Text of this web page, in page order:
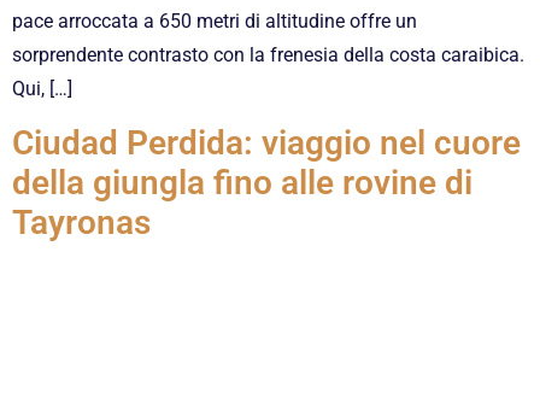
pace arroccata a 650 metri di altitudine offre un
sorprendente contrasto con la frenesia della costa caraibica.
Qui, […]
Ciudad Perdida: viaggio nel cuore
della giungla fino alle rovine di
Tayronas